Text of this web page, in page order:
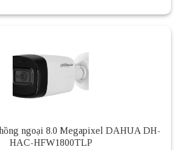
ngoại 8.0 Megapixel DAHUA DH-
HAC-HFW1800TLP